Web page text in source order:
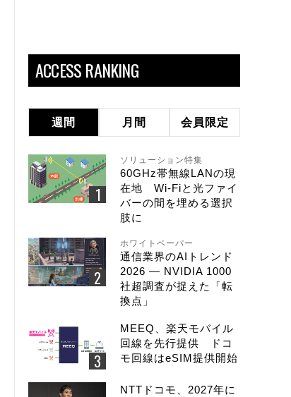
ACCESS RANKING
週間 月間 会員限定
ソリューション特集
60GHz帯無線LANの現
在地 Wi-Fiと光ファイ
バーの間を埋める選択
肢に
ホワイトペーパー
通信業界のAIトレンド
2026 ― NVIDIA 1000
社超調査が捉えた「転
換点」
MEEQ、楽天モバイル
回線を先行提供 ドコ
モ回線はeSIM提供開始
NTTドコモ、2027年に